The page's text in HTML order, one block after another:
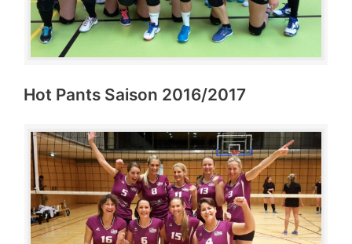
Hot Pants Saison 2016/2017